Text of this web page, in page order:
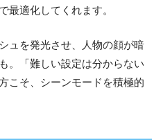
最適化してくれます。
ュを発光させ、人物の顔が暗
。「難しい設定は分からない
こそ、シーンモードを積極的